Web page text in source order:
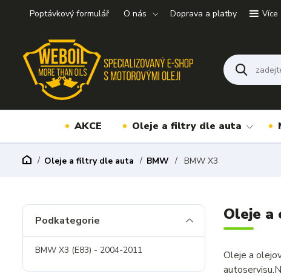
Poptávkový formulář O nás Doprava a platby Více
AKCE Oleje a filtry dle auta
Oleje a filtry dle auta BMW BMW X3
Oleje
Oleje a
Podkategorie
BMW X3 (E83) - 2004-2011